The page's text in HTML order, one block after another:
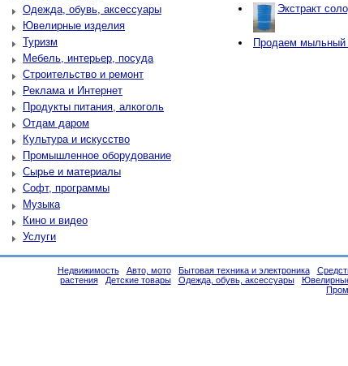
Одежда, обувь, аксессуары
Ювелирные изделия
Туризм
Мебель, интерьер, посуда
Строительство и ремонт
Реклама и Интернет
Продукты питания, алкоголь
Отдам даром
Культура и искусство
Промышленное оборудование
Сырье и материалы
Софт, программы
Музыка
Кино и видео
Услуги
Экстракт
Продаем мыльный
Недвижимость Авто, мото Бытовая техника и электроника
растения
Детские товары Одежда, обувь, аксессуары